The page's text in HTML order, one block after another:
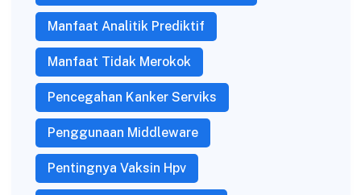
Manfaat Analitik Prediktif
Manfaat Tidak Merokok
Pencegahan Kanker Serviks
Penggunaan Middleware
Pentingnya Vaksin Hpv